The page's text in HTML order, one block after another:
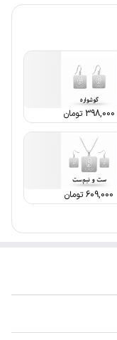
398,000 تومان
609,000تومان